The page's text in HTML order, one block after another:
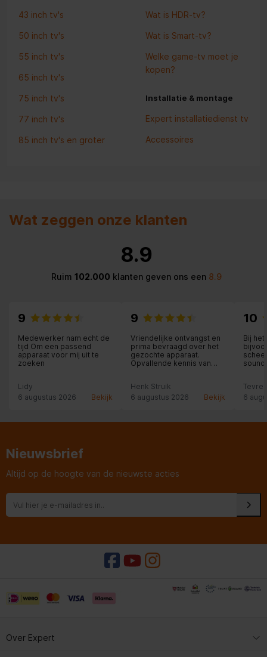
43 inch tv's
50 inch tv's
55 inch tv's
65 inch tv's
75 inch tv's
77 inch tv's
85 inch tv's en groter
Wat is HDR-tv?
Wat is Smart-tv?
Welke game-tv moet je
kopen?
Installatie & montage
Expert installatiedienst tv
Accessoires
Wat zeggen onze klanten
8.9
Ruim 102.000 klanten geven ons een8.9
9
Medewerker nam echt de
tijd Om een passend
apparaat voor mij uit te
zoeken
Lidy
6 augustus 2026
Bekijk
9
Vriendelijke ontvangst en
prima bevraagd over het
gezochte apparaat.
Opvallende kennis van
Henk Struik
6 augustus 2026
Bekijk
10
Bij
het
6
Nieuwsbrief
Altijd op de hoogte van de nieuwste acties
Over Expert